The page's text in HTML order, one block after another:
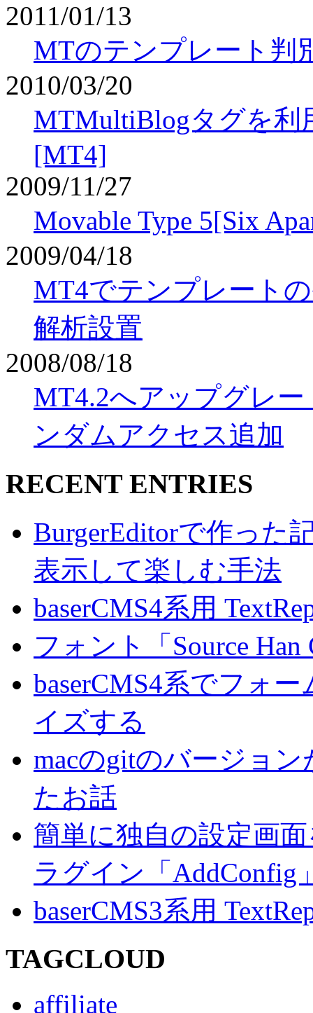
2011/01/13
MTのテンプレート判
2010/03/20
MTMultiBlogタグを利
[MT4]
2009/11/27
Movable Type 5[Six
2009/04/18
MT4でテンプレート
解析設置
2008/08/18
MT4.2へアップグレ
ンダムアクセス追加
RECENT ENTRIES
BurgerEditorで作った
表示して楽しむ手法
baserCMS4系用
フォント「Source
baserCMS4系でフォ
イズする
macのgitのバージョ
たお話
簡単に独自の設定画
ラグイン「AddConfig
baserCMS3系用
TAGCLOUD
affiliate